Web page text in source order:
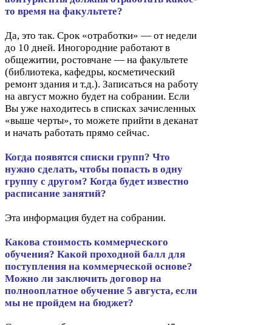
то время на факультете?
Да, это так. Срок «отработки» — от недели
до 10 дней. Иногородние работают в
общежитии, ростовчане — на факультете
(библиотека, кафедры, косметический
ремонт здания и т.д.). Записаться на работу
на август можно будет на собрании. Если
Вы уже находитесь в списках зачисленных
«выше черты», то можете прийти в деканат
и начать работать прямо сейчас.
Когда появятся списки групп? Что
нужно сделать, чтобы попасть в одну
группу с другом? Когда будет известно
расписание занятий?
Эта информация будет на собрании.
Какова стоимость коммерческого
обучения? Какой проходной балл для
поступления на коммерческой основе?
Можно ли заключить договор на
полнооплатное обучение 5 августа, если
мы не пройдем на бюджет?